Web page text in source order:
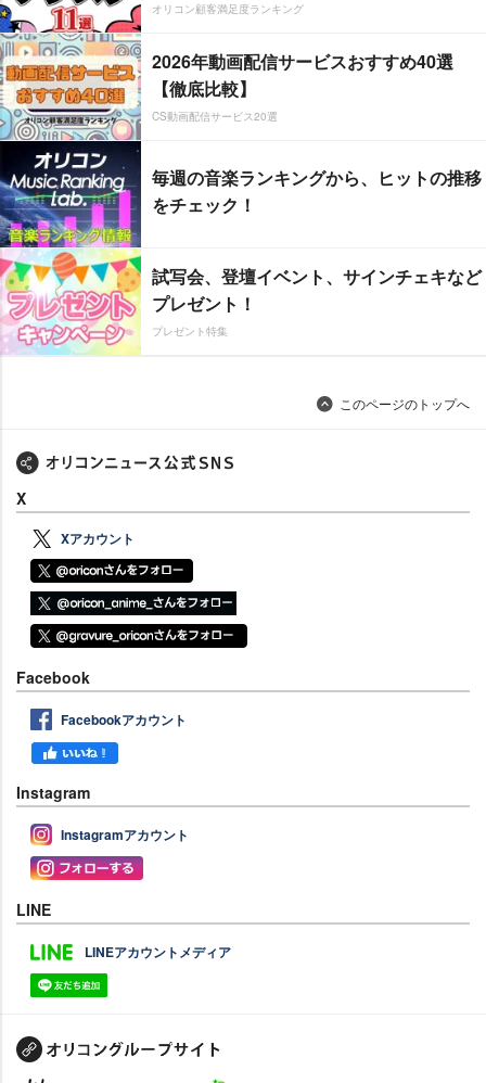
オリコン顧客満足度ランキング
2026年動画配信サービスおすすめ40選
【徹底比較】
CS動画配信サービス20選
毎週の音楽ランキングから、ヒットの推移
をチェック！
試写会、登壇イベント、サインチェキなど
プレゼント！
プレゼント特集
このページのトップへ
X
Xアカウント
Facebook
Facebookアカウント
Instagram
Instagramアカウント
LINE
LINEアカウントメディア